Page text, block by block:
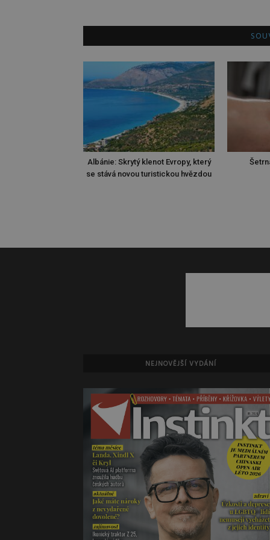
Albánie: Skrytý klenot Evropy, který
se stává novou turistickou hvězdou
NEJNOVĚJŠÍ VYDÁNÍ